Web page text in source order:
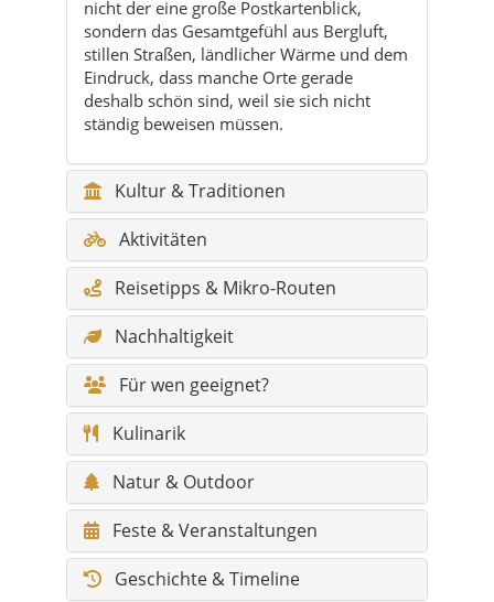
nicht der eine große Postkartenblick,
sondern das Gesamtgefühl aus Bergluft,
stillen Straßen, ländlicher Wärme und dem
Eindruck, dass manche Orte gerade
deshalb schön sind, weil sie sich nicht
ständig beweisen müssen.
Kultur & Traditionen
Aktivitäten
Reisetipps & Mikro-Routen
Nachhaltigkeit
Für wen geeignet?
Kulinarik
Natur & Outdoor
Feste & Veranstaltungen
Geschichte & Timeline